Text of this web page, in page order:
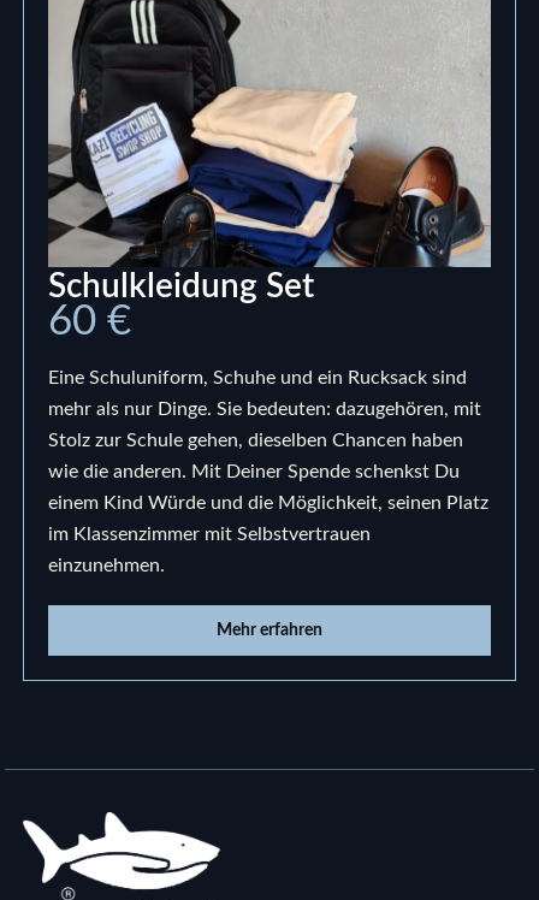
Schulkleidung Set
60 €
Eine Schuluniform, Schuhe und ein Rucksack sind
mehr als nur Dinge. Sie bedeuten: dazugehören, mit
Stolz zur Schule gehen, dieselben Chancen haben
wie die anderen. Mit Deiner Spende schenkst Du
einem Kind Würde und die Möglichkeit, seinen Platz
im Klassenzimmer mit Selbstvertrauen
einzunehmen.
Mehr erfahren